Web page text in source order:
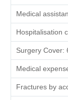
Medical
Hospitalisation
Surgery Cover:
Medical
Fractures by